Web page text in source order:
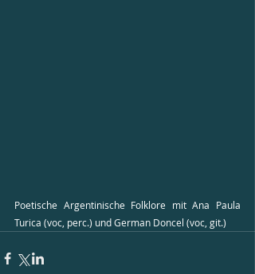
Poetische Argentinische Folklore mit Ana Paula
Turica (voc, perc.) und German Doncel (voc, git.)